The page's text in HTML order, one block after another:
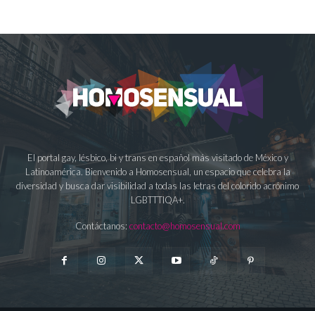
El portal gay, lésbico, bi y trans en español más visitado de México y
Latinoamérica. Bienvenido a Homosensual, un espacio que celebra la
diversidad y busca dar visibilidad a todas las letras del colorido acrónimo
LGBTTTIQA+.
Contáctanos: contacto@homosensual.com